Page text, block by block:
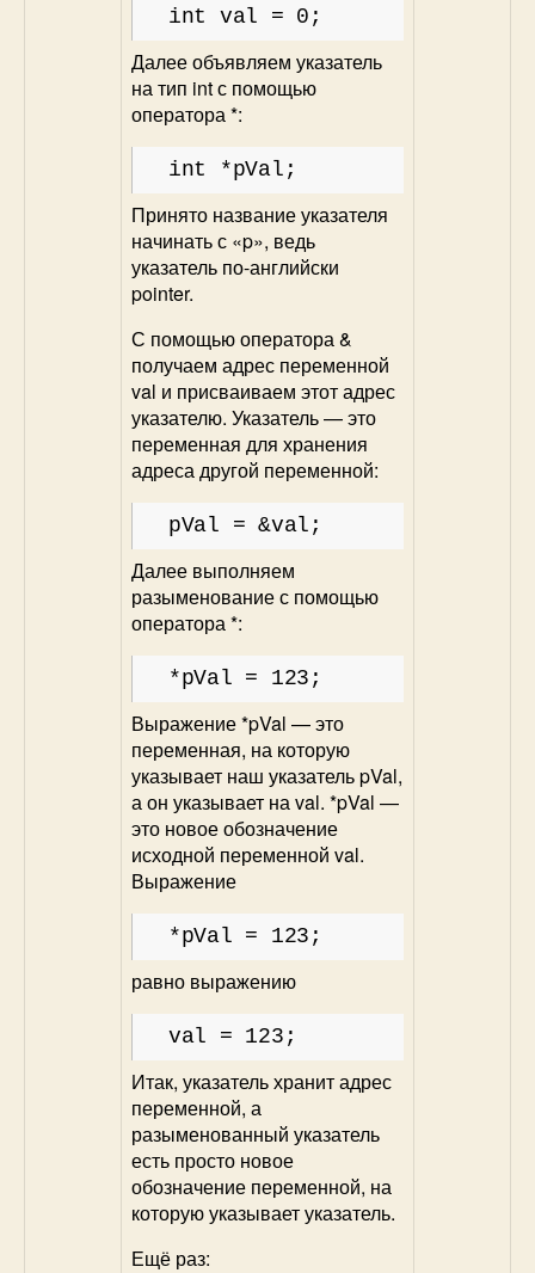
int val = 0;
Далее объявляем указатель
на тип int с помощью
оператора *:
int *pVal;
Принято название указателя
начинать с «p», ведь
указатель по-английски
pointer.
С помощью оператора &
получаем адрес переменной
val и присваиваем этот адрес
указателю. Указатель — это
переменная для хранения
адреса другой переменной:
pVal = &val;
Далее выполняем
разыменование с помощью
оператора *:
*pVal = 123;
Выражение *pVal — это
переменная, на которую
указывает наш указатель pVal,
а он указывает на val. *pVal —
это новое обозначение
исходной переменной val.
Выражение
*pVal = 123;
равно выражению
val = 123;
Итак, указатель хранит адрес
переменной, а
разыменованный указатель
есть просто новое
обозначение переменной, на
которую указывает указатель.
Ещё раз: